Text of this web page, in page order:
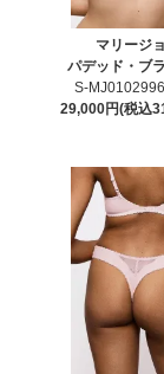
マリージ
パデッド・ブ
S-MJ0102996
29,000円(税込